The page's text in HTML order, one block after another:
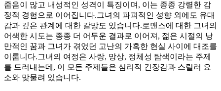
줍음이 많고 내성적인 성격이 특징이며, 이는 종종 강렬한 감
정적 경험으로 이어집니다.그녀의 파괴적인 성향 외에도 유대
감과 깊은 관계에 대한 갈망도 있습니다.로맨스에 대한 그녀의
어색한 시도는 종종 더 어두운 결과로 이어져, 젊은 시절의 낭
만적인 꿈과 그녀가 겪었던 고난의 가혹한 현실 사이에 대조를
이룹니다.그녀의 여정은 사랑, 망상, 정체성 탐색이라는 주제
를 드러내는데, 이 모든 주제들은 심리적 긴장감과 스릴러 요
소와 맞물려 있습니다.